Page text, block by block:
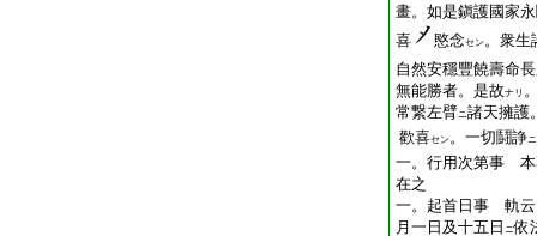
畫。如是鎭護國家
喜
愍念セン。衆生
自然安穩豐饒壽命
無能勝者。是故ナリ
常繋左臂ニ諸天擁護
歡喜セン。一切鬪諍ニ
一。行用次第事 本
在之
一。起首日事 軌云
月一日及十五日 ニ依